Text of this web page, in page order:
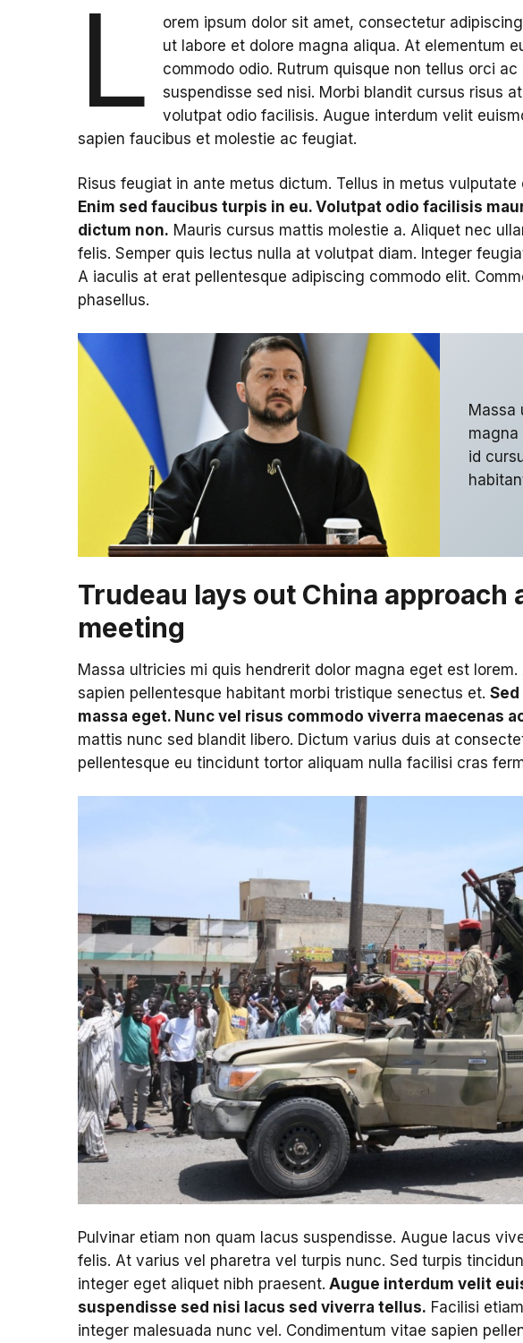
L
orem ipsum dolor sit amet, consectetur
ut labore et dolore magna aliqua. At elementum
commodo odio. Rutrum quisque non tellus orci
suspendisse sed nisi. Morbi blandit cursus risus
volutpat odio facilisis. Augue interdum velit
sapien faucibus et molestie ac feugiat.
Risus feugiat in ante metus dictum. Tellus in metus
Enim sed faucibus turpis in eu. Volutpat odio facilisis
dictum non. Mauris cursus mattis molestie a. Aliquet nec
felis. Semper quis lectus nulla at volutpat diam. Integer
A iaculis at erat pellentesque adipiscing commodo elit.
phasellus.
Massa
id
Trudeau lays out China approach
meeting
Massa ultricies mi quis hendrerit dolor magna eget est
sapien pellentesque habitant morbi tristique senectus et.
massa eget. Nunc vel risus commodo viverra maecenas
mattis nunc sed blandit libero. Dictum varius duis at
pellentesque eu tincidunt tortor aliquam nulla facilisi cras
Pulvinar etiam non quam lacus suspendisse. Augue lacus
felis. At varius vel pharetra vel turpis nunc. Sed turpis
integer eget aliquet nibh praesent. Augue interdum velit
suspendisse sed nisi lacus sed viverra tellus. Facilisi
integer malesuada nunc vel. Condimentum vitae sapien